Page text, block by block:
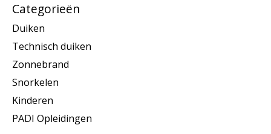
Categorieën
Duiken
Technisch duiken
Zonnebrand
Snorkelen
Kinderen
PADI Opleidingen